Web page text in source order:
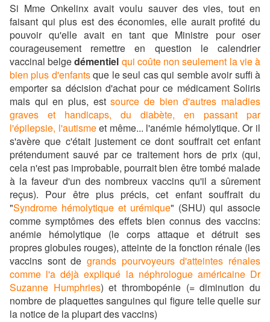
Si Mme Onkelinx avait voulu sauver des vies, tout en
faisant qui plus est des économies, elle aurait profité du
pouvoir qu'elle avait en tant que Ministre pour oser
courageusement remettre en question le calendrier
vaccinal belgedémentiel qui coûte non seulement la vie à
bien plus d'enfantsque le seul cas qui semble avoir suffi à
emporter sa décision d'achat pour ce médicament Soliris
mais qui en plus, estsource de bien d'autres maladies
graves et handicaps, du diabète, en passant par
l'épilepsie, l'autismeet même... l'anémie hémolytique. Or il
s'avère que c'était justement ce dont souffrait cet enfant
prétendument sauvé par ce traitement hors de prix (qui,
cela n'est pas improbable, pourrait bien être tombé malade
à la faveur d'un des nombreux vaccins qu'il a sûrement
reçus). Pour être plus précis, cet enfant souffrait du
"Syndrome hémolytique et urémique" (SHU) qui associe
comme symptômes des effets bien connus des vaccins:
anémie hémolytique (le corps attaque et détruit ses
propres globules rouges), atteinte de la fonction rénale (les
vaccins sont de grands pourvoyeurs d'atteintes rénales
comme l'a déjà expliqué la néphrologue américaine Dr
Suzanne Humphries) et thrombopénie (= diminution du
nombre de plaquettes sanguines qui figure telle quelle sur
la notice de la plupart des vaccins)